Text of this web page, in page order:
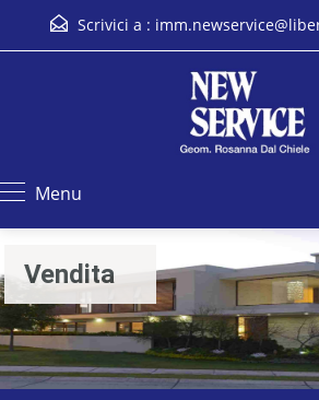
Scrivici a :
Menu
Vendita